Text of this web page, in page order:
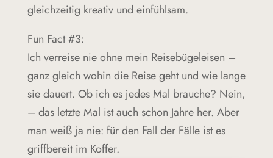
gleichzeitig kreativ und einfühlsam.
Fun Fact #3:
Ich verreise nie ohne mein Reisebügeleisen –
ganz gleich wohin die Reise geht und wie lange
sie dauert. Ob ich es jedes Mal brauche? Nein,
– das letzte Mal ist auch schon Jahre her. Aber
man weiß ja nie: für den Fall der Fälle ist es
griffbereit im Koffer.